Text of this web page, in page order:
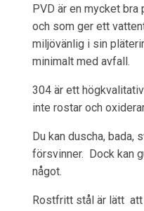
PVD är en mycket
och som ger ett
miljövänlig i sin
minimalt med avfall.
304 är ett
inte rostar och
Du kan duscha, bada,
försvinner. Dock kan
något.
Rostfritt stål är lätt att